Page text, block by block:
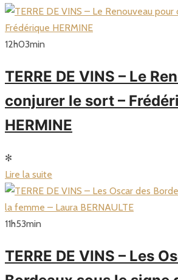
12h03min
TERRE DE VINS – Le
conjurer le sort –
HERMINE
✻
Lire la suite
11h53min
TERRE DE VINS – Les